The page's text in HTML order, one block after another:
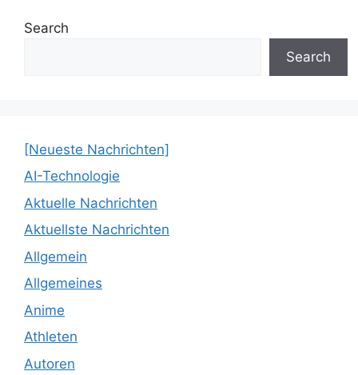
Search
Search
[Neueste Nachrichten]
AI-Technologie
Aktuelle Nachrichten
Aktuellste Nachrichten
Allgemein
Allgemeines
Anime
Athleten
Autoren